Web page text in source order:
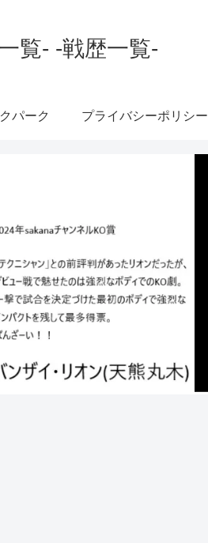
覧- -戦歴一覧-
パーク プライバシーポリシー